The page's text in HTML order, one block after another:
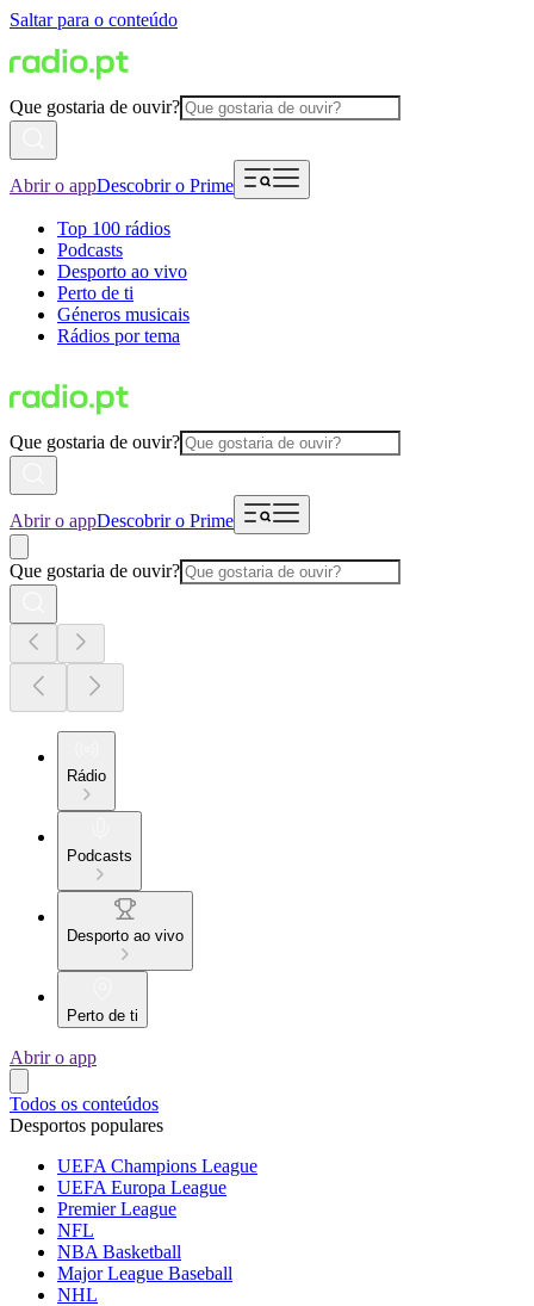
Saltar para o conteúdo
Que gostaria de ouvir?
Abrir o appDescobrir o Prime
Top 100 rádios
Podcasts
Desporto ao vivo
Perto de ti
Géneros musicais
Rádios por tema
Que gostaria de ouvir?
Abrir o appDescobrir o Prime
Que gostaria de ouvir?
Rádio
Podcasts
Desporto ao vivo
Perto de ti
Abrir o app
Todos os conteúdos
Desportos populares
UEFA Champions League
UEFA Europa League
Premier League
NFL
NBA Basketball
Major League Baseball
NHL